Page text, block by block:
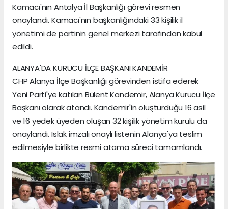
Kamacı'nın Antalya İl Başkanlığı görevi resmen
onaylandı. Kamacı'nın başkanlığındaki 33 kişilik il
yönetimi de partinin genel merkezi tarafından kabul
edildi.
ALANYA'DA KURUCU İLÇE BAŞKANI KANDEMİR
CHP Alanya İlçe Başkanlığı görevinden istifa ederek
Yeni Parti'ye katılan Bülent Kandemir, Alanya Kurucu İlçe
Başkanı olarak atandı. Kandemir'in oluşturduğu 16 asil
ve 16 yedek üyeden oluşan 32 kişilik yönetim kurulu da
onaylandı. Islak imzalı onaylı listenin Alanya'ya teslim
edilmesiyle birlikte resmi atama süreci tamamlandı.